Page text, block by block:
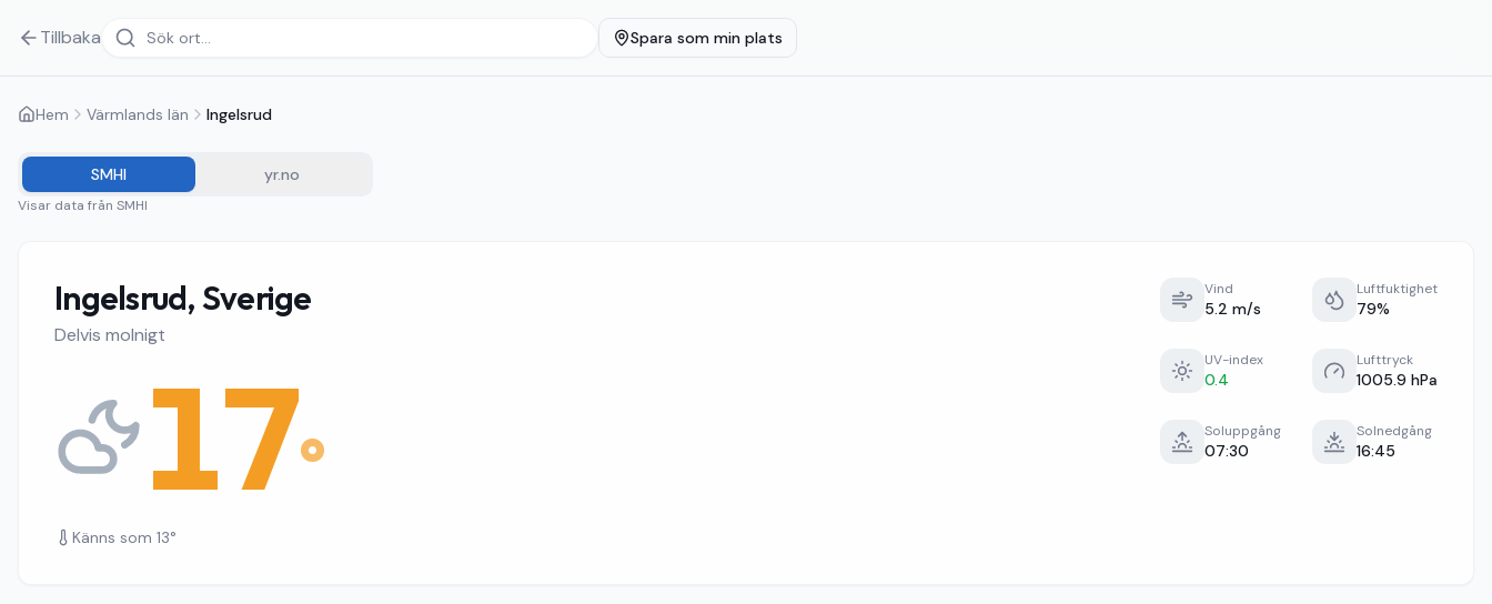
Tillbaka Spara som min plats
Hem Värmlands län Ingelsrud
SMHI yr.no
Visar data från SMHI
Ingelsrud, Sverige
Delvis molnigt
17°
Känns som 13°
Vind
5.2 m/s
Luftfuktighet
79%
UV-index
0.4
Lufttryck
1005.9 hPa
Soluppgång
07:30
Solnedgång
16:45